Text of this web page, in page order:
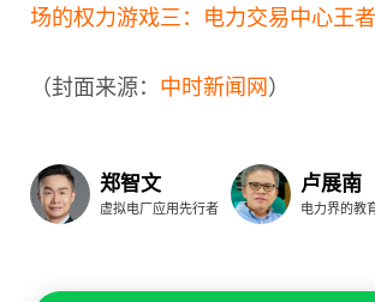
场的权力游戏三：电力交易中心王者
（封面来源： 中时新闻网）
郑智文
虚拟电厂应用先行者
卢展南
电力界的教